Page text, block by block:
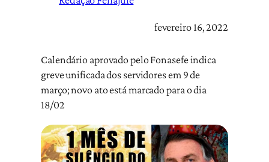
fevereiro 16, 2022
Calendário aprovado pelo Fonasefe indica
greve unificada dos servidores em 9 de
março; novo ato está marcado para o dia
18/02